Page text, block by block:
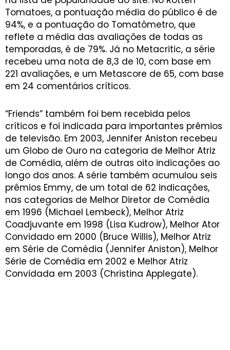
Tomatoes, a pontuação média do público é de
94%, e a pontuação do Tomatômetro, que
reflete a média das avaliações de todas as
temporadas, é de 79%. Já no Metacritic, a série
recebeu uma nota de 8,3 de 10, com base em
221 avaliações, e um Metascore de 65, com base
em 24 comentários críticos.
“Friends” também foi bem recebida pelos
críticos e foi indicada para importantes prêmios
de televisão. Em 2003, Jennifer Aniston recebeu
um Globo de Ouro na categoria de Melhor Atriz
de Comédia, além de outras oito indicações ao
longo dos anos. A série também acumulou seis
prêmios Emmy, de um total de 62 indicações,
nas categorias de Melhor Diretor de Comédia
em 1996 (Michael Lembeck), Melhor Atriz
Coadjuvante em 1998 (Lisa Kudrow), Melhor Ator
Convidado em 2000 (Bruce Willis), Melhor Atriz
em Série de Comédia (Jennifer Aniston), Melhor
Série de Comédia em 2002 e Melhor Atriz
Convidada em 2003 (Christina Applegate).